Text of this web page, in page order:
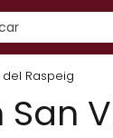
Raspeig